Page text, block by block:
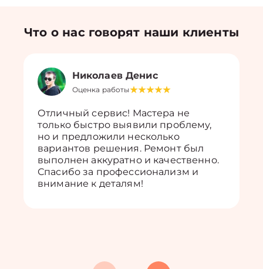
Что о нас говорят наши клиенты
Николаев Денис
Оценка работы
Отличный сервис! Мастера не
только быстро выявили проблему,
но и предложили несколько
вариантов решения. Ремонт был
выполнен аккуратно и качественно.
Спасибо за профессионализм и
внимание к деталям!